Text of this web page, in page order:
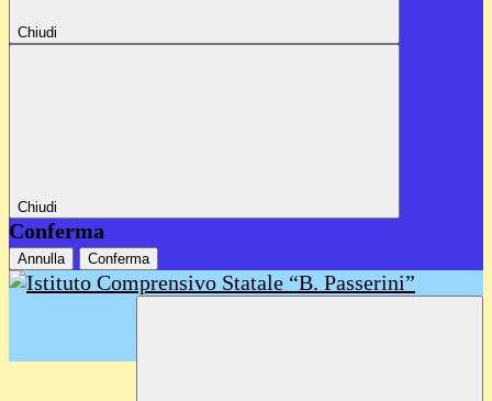
Chiudi
Chiudi
Conferma
Annulla Conferma